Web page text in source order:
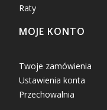
Raty
MOJE KONTO
Twoje zamówienia
Ustawienia konta
Przechowalnia